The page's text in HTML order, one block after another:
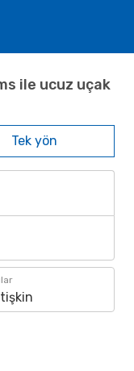
ile ucuz uçak
Tek yön